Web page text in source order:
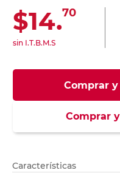
$14.70
sin I.T.B.M.S
Comprar
Comprar
Características